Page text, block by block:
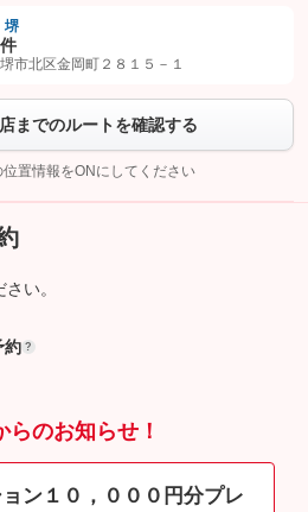
友だち追加してから「許可する」ボタンを押
をタップして問い合わせを
こちら
堺
市北区金岡町２８１５－１
までのルートを確認する
置情報をONにしてください
い。
約 ?
らのお知らせ！
ン１０，０００円分プレ